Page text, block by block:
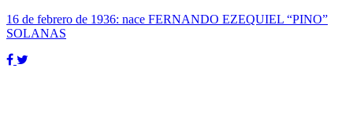
16 de febrero de 1936: nace FERNANDO EZEQUIEL “PINO”
SOLANAS